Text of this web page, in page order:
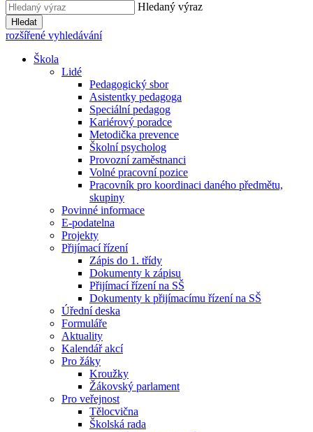
Hledaný výraz
Hledat
rozšířené vyhledávání
Škola
Lidé
Pedagogický sbor
Asistentky pedagoga
Speciální pedagog
Kariérový poradce
Metodička prevence
Školní psycholog
Provozní zaměstnanci
Volné pracovní pozice
Pracovník pro koordinaci daného předmětu,
skupiny
Povinné informace
E-podatelna
Projekty
Přijímací řízení
Zápis do 1. třídy
Dokumenty k zápisu
Přijímací řízení na SŠ
Dokumenty k přijímacímu řízení na SŠ
Úřední deska
Formuláře
Aktuality
Kalendář akcí
Pro žáky
Kroužky
Žákovský parlament
Pro veřejnost
Tělocvična
Školská rada